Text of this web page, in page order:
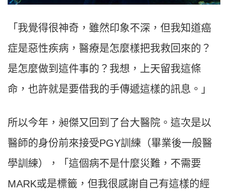
「我覺得很神奇，雖然印象不深，但我知道癌
症是惡性疾病，醫療是怎麼樣把我救回來的？
是怎麼做到這件事的？我想，上天留我這條
命，也許就是要借我的手傳遞這樣的訊息。」
所以今年，昶傑又回到了台大醫院。這次是以
醫師的身份前來接受PGY訓練（畢業後一般醫
學訓練），「這個病不是什麼災難，不需要
MARK或是標籤，但我很感謝自己有這樣的經